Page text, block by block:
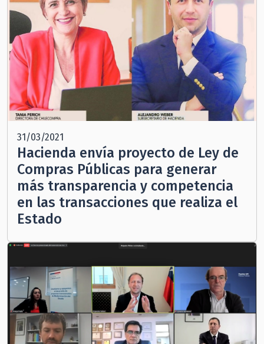
31/03/2021
Hacienda envía proyecto de Ley de
Compras Públicas para generar
más transparencia y competencia
en las transacciones que realiza el
Estado